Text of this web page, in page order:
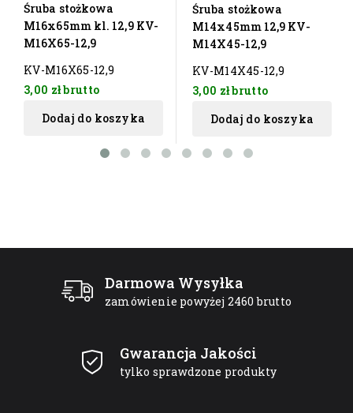
Śruba stożkowa
M16x65mm kl. 12,9 KV-
M16X65-12,9
KV-M16X65-12,9
3,00 złbrutto
Dodaj do koszyka
Śruba stożkowa
M14x45mm 12,9 KV-
M14X45-12,9
KV-M14X45-12,9
3,00 złbrutto
Dodaj do koszyka
Darmowa Wysyłka
zamówienie powyżej 2460 brutto
Gwarancja Jakości
tylko sprawdzone produkty